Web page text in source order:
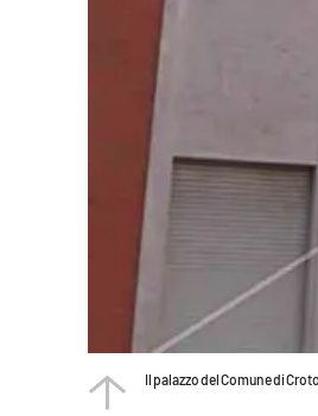
Rubriche
Il palazzo del Comune di